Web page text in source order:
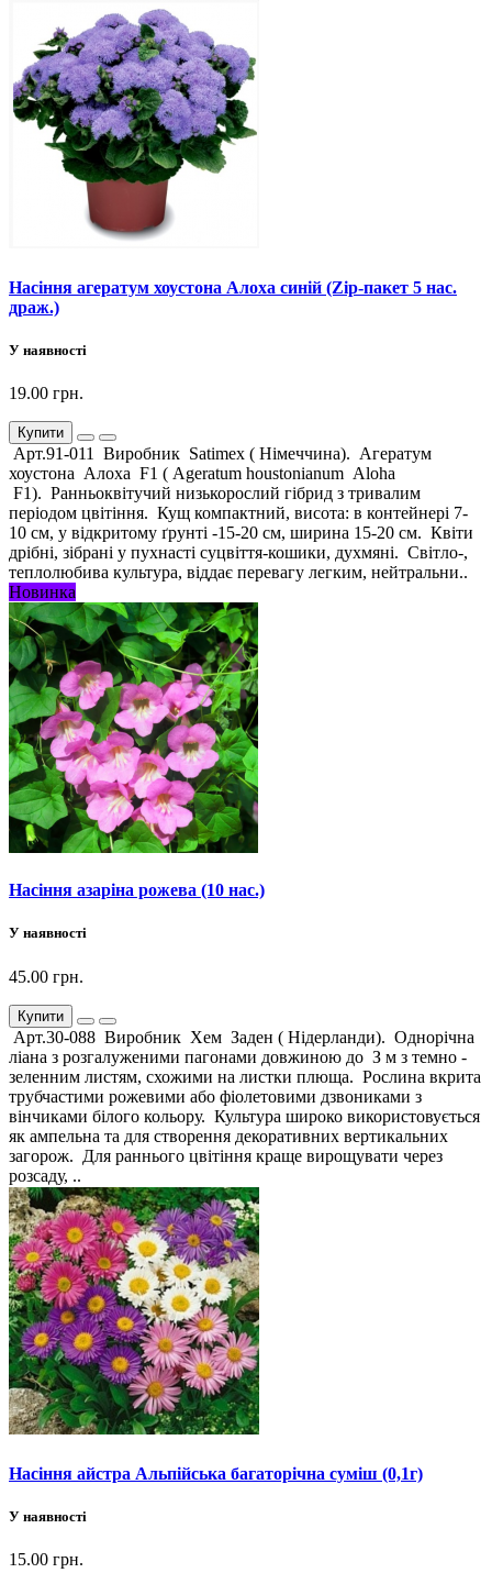
Насіння агератум хоустона Алоха синій (Zip-пакет 5 нас.
драж.)
У наявності
19.00 грн.
Купити
Арт.91-011 Виробник Satimex ( Німеччина). Агератум
хоустона Алоха F1 ( Ageratum houstonianum Aloha
F1). Ранньоквітучий низькорослий гібрид з тривалим
періодом цвітіння. Кущ компактний, висота: в контейнері 7-
10 см, у відкритому ґрунті -15-20 см, ширина 15-20 см. Квіти
дрібні, зібрані у пухнасті суцвіття-кошики, духмяні. Світло-,
теплолюбива культура, віддає перевагу легким, нейтральни..
Новинка
Насіння азаріна рожева (10 нас.)
У наявності
45.00 грн.
Купити
Арт.30-088 Виробник Хем Заден ( Нідерланди). Однорічна
ліана з розгалуженими пагонами довжиною до З м з темно -
зеленним листям, схожими на листки плюща. Рослина вкрита
трубчастими рожевими або фіолетовими дзвониками з
вінчиками білого кольору. Культура широко використовується
як ампельна та для створення декоративних вертикальних
загорож. Для раннього цвітіння краще вирощувати через
розсаду, ..
Насіння айстра Альпійська багаторічна суміш (0,1г)
У наявності
15.00 грн.